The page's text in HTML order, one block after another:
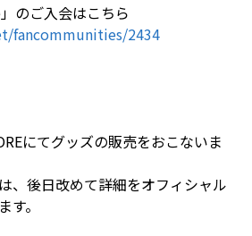
のご入会はこちら
fancommunities/2434
にてグッズの販売をおこないま
、後日改めて詳細をオフィシャル
。